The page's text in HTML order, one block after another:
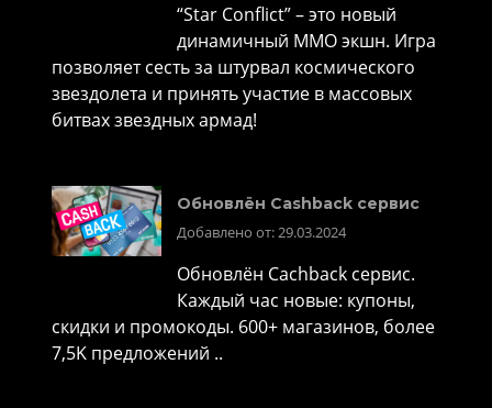
“Star Conflict” – это новый
динамичный MMO экшн. Игра
позволяет сесть за штурвал космического
звездолета и принять участие в массовых
битвах звездных армад!
Обновлён Cashback сервис
Добавлено от: 29.03.2024
Обновлён Cachback сервис.
Каждый час новые: купоны,
скидки и промокоды. 600+ магазинов, более
7,5K предложений ..